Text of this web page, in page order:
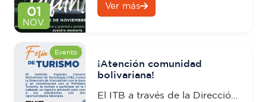
01
NOV.
quienes dejaron huella en
amor.
Ver más
Evento
¡Atención comunidad
bolivariana!
El ITB a través de la Dirección